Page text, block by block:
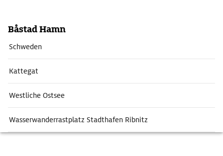
Båstad Hamn
Schweden
Kattegat
Westliche Ostsee
Wasserwanderrastplatz Stadthafen Ribnitz